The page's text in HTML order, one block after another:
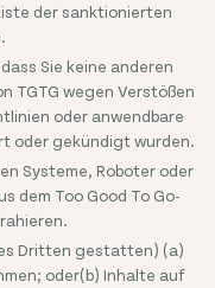
der sanktionierten
Sie keine anderen
TGTG wegen Verstößen
oder anwendbare
oder gekündigt wurden.
Systeme, Roboter oder
dem Too Good To Go-
Dritten gestatten) (a)
oder(b) Inhalte auf